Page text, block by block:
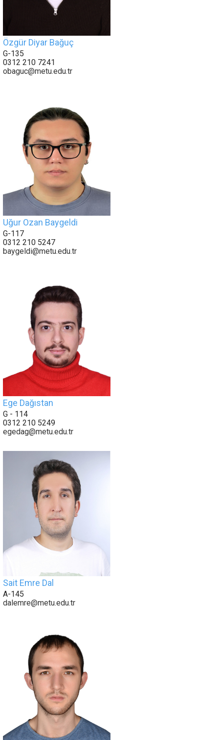
Özgür Diyar Bağuç
G-135
0312 210 7241
obaguc@metu.edu.tr
Uğur Ozan Baygeldi
G-117
0312 210 5247
baygeldi@metu.edu.tr
Ege Dağıstan
G - 114
0312 210 5249
egedag@metu.edu.tr
Sait Emre Dal
A-145
dalemre@metu.edu.tr